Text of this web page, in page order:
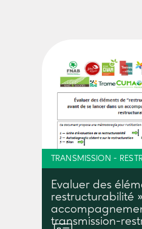
TRANSMISSION -
Evaluer des
restructurabilité
transmission-